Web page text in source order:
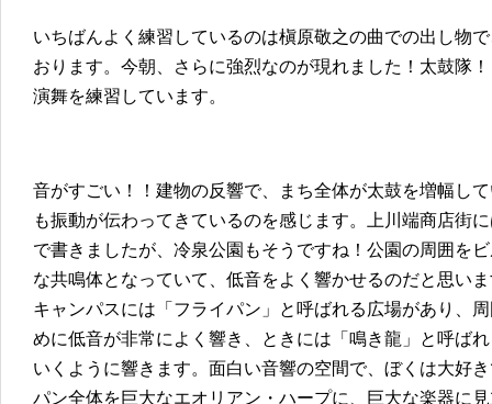
いちばんよく練習しているのは槇原敬之の曲での出し物
おります。今朝、さらに強烈なのが現れました！太鼓隊
演舞を練習しています。
音がすごい！！建物の反響で、まち全体が太鼓を増幅し
も振動が伝わってきているのを感じます。上川端商店街
で書きましたが、冷泉公園もそうですね！公園の周囲を
な共鳴体となっていて、低音をよく響かせるのだと思い
キャンパスには「フライパン」と呼ばれる広場があり、
めに低音が非常によく響き、ときには「鳴き龍」と呼ば
いくように響きます。面白い音響の空間で、ぼくは大好
パン全体を巨大なエオリアン・ハープに、巨大な楽器に